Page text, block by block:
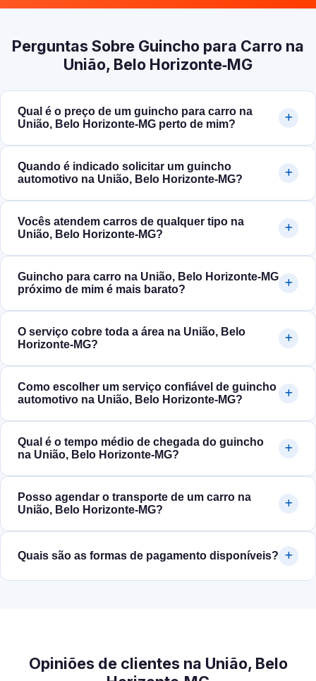
Perguntas Sobre Guincho para Carro na
União, Belo Horizonte‑MG
Qual é o preço de um guincho para carro na
União, Belo Horizonte‑MG perto de mim?
Quando é indicado solicitar um guincho
automotivo na União, Belo Horizonte‑MG?
Vocês atendem carros de qualquer tipo na
União, Belo Horizonte‑MG?
Guincho para carro na União, Belo Horizonte‑MG
próximo de mim é mais barato?
O serviço cobre toda a área na União, Belo
Horizonte‑MG?
Como escolher um serviço confiável de guincho
automotivo na União, Belo Horizonte‑MG?
Qual é o tempo médio de chegada do guincho
na União, Belo Horizonte‑MG?
Posso agendar o transporte de um carro na
União, Belo Horizonte‑MG?
Quais são as formas de pagamento disponíveis?
Opiniões de clientes na União, Belo